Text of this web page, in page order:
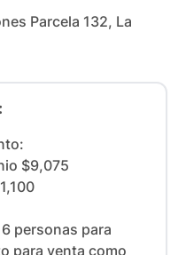
Parcela 132, La
$9,075
personas para
para venta como